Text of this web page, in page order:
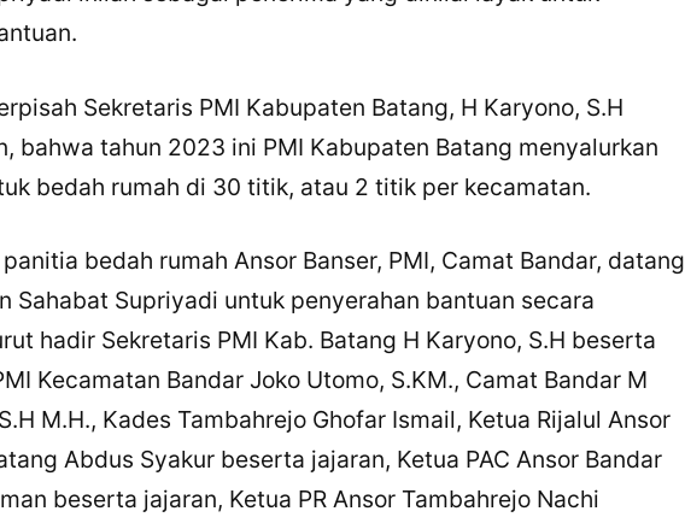
Sekretaris PMI Kabupaten Batang, H Karyono, S.H
bahwa tahun 2023 ini PMI Kabupaten Batang menyalurkan
bedah rumah di 30 titik, atau 2 titik per kecamatan.
bedah rumah Ansor Banser, PMI, Camat Bandar, datang
Sahabat Supriyadi untuk penyerahan bantuan secara
hadir Sekretaris PMI Kab. Batang H Karyono, S.H beserta
Kecamatan Bandar Joko Utomo, S.KM., Camat Bandar M
M.H., Kades Tambahrejo Ghofar Ismail, Ketua Rijalul Ansor
Abdus Syakur beserta jajaran, Ketua PAC Ansor Bandar
beserta jajaran, Ketua PR Ansor Tambahrejo Nachi
Bagikan Tulisan Ini ×
X / Twitter
Facebook